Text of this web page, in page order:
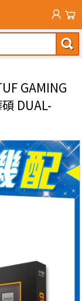
GAMING
DUAL-